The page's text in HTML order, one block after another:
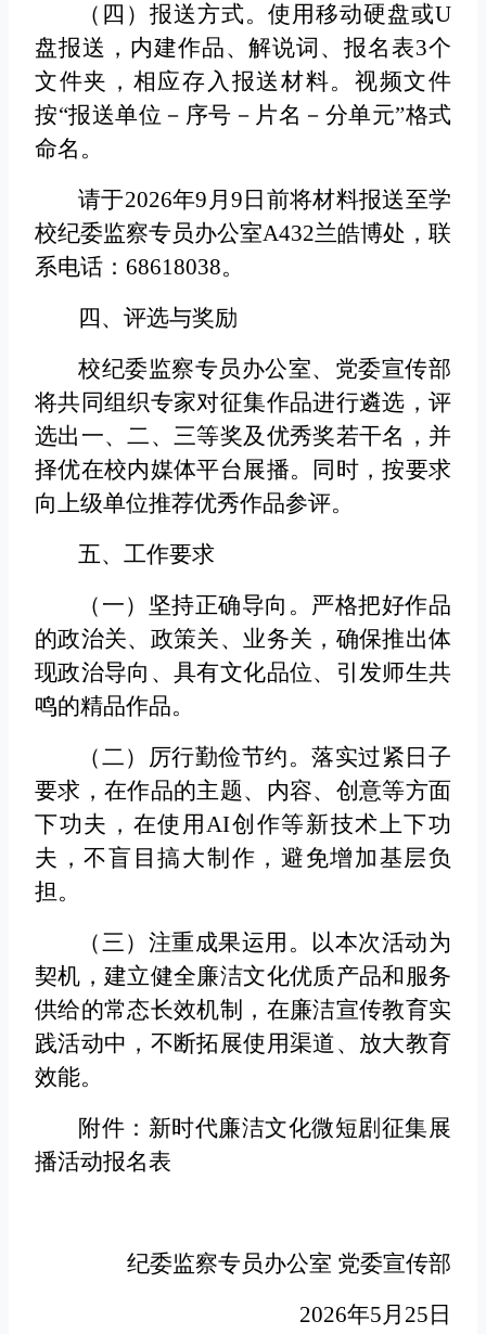
（四）报送方式。使用移动硬盘或U
盘报送，内建作品、解说词、报名表3个
文件夹，相应存入报送材料。视频文件
按“报送单位－序号－片名－分单元”格式
命名。
请于2026年9月9日前将材料报送至学
校纪委监察专员办公室A432兰皓博处，联
系电话：68618038。
四、评选与奖励
校纪委监察专员办公室、党委宣传部
将共同组织专家对征集作品进行遴选，评
选出一、二、三等奖及优秀奖若干名，并
择优在校内媒体平台展播。同时，按要求
向上级单位推荐优秀作品参评。
五、工作要求
（一）坚持正确导向。 严格把好作品
的政治关、政策关、业务关，确保推出体
现政治导向、具有文化品位、引发师生共
鸣的精品作品。
（二）厉行勤俭节约。落实过紧日子
要求，在作品的主题、内容、创意等方面
下功夫，在使用AI创作等新技术上下功
夫，不盲目搞大制作，避免增加基层负
担。
（三）注重成果运用。
以本次活动为
契机，建立健全廉洁文化优质产品和服务
供给的常态长效机制，在廉洁宣传教育实
践活动中，不断拓展使用渠道、放大教育
效能。
附件：新时代廉洁文化微短剧征集展
播活动报名表
纪委监察专员办公室 党委宣传部
2026年5月25日